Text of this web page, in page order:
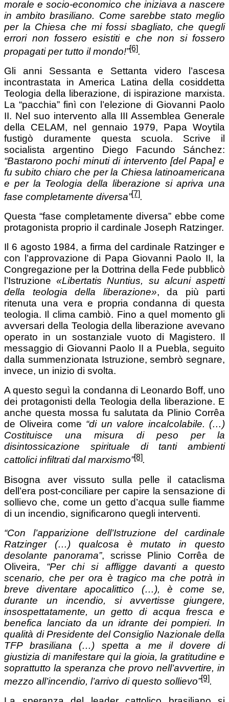
morale e socio-economico che iniziava a nascere
in ambito brasiliano. Come sarebbe stato meglio
per la Chiesa che mi fossi sbagliato, che quegli
errori non fossero esistiti e che non si fossero
propagati per tutto il mondo!”[6].
Gli anni Sessanta e Settanta videro l’ascesa
incontrastata in America Latina della cosiddetta
Teologia della liberazione, di ispirazione marxista.
La “pacchia” finì con l’elezione di Giovanni Paolo
II. Nel suo intervento alla III Assemblea Generale
della CELAM, nel gennaio 1979, Papa Woytila
fustigò duramente questa scuola. Scrive il
socialista argentino Diego Facundo Sánchez:
“Bastarono pochi minuti di intervento [del Papa] e
fu subito chiaro che per la Chiesa latinoamericana
e per la Teologia della liberazione si apriva una
fase completamente diversa”[7].
Questa “fase completamente diversa” ebbe come
protagonista proprio il cardinale Joseph Ratzinger.
Il 6 agosto 1984, a firma del cardinale Ratzinger e
con l’approvazione di Papa Giovanni Paolo II, la
Congregazione per la Dottrina della Fede pubblicò
l’Istruzione«Libertatis Nuntius, su alcuni aspetti
della teologia della liberazione», da più parti
ritenuta una vera e propria condanna di questa
teologia. Il clima cambiò. Fino a quel momento gli
avversari della Teologia della liberazione avevano
operato in un sostanziale vuoto di Magistero. Il
messaggio di Giovanni Paolo II a Puebla, seguito
dalla summenzionata Istruzione, sembrò segnare,
invece, un inizio di svolta.
A questo seguì la condanna di Leonardo Boff, uno
dei protagonisti della Teologia della liberazione. E
anche questa mossa fu salutata da Plinio Corrêa
de Oliveira come “di un valore incalcolabile. (…)
Costituisce una misura di peso per la
disintossicazione spirituale di tanti ambienti
cattolici infiltrati dal marxismo”[8].
Bisogna aver vissuto sulla pelle il cataclisma
dell’era post-conciliare per capire la sensazione di
sollievo che, come un getto d’acqua sulle fiamme
di un incendio, significarono quegli interventi.
“Con l’apparizione dell’Istruzione del cardinale
Ratzinger (…) qualcosa è mutato in questo
desolante panorama”, scrisse Plinio Corrêa de
Oliveira, “Per chi si affligge davanti a questo
scenario, che per ora è tragico ma che potrà in
breve diventare apocalittico (…), è come se,
durante un incendio, si avvertisse giungere,
insospettatamente, un getto di acqua fresca e
benefica lanciato da un idrante dei pompieri. In
qualità di Presidente del Consiglio Nazionale della
TFP brasiliana (…) spetta a me il dovere di
giustizia di manifestare qui la gioia, la gratitudine e
soprattutto la speranza che provo nell’avvertire, in
mezzo all’incendio, l’arrivo di questo sollievo”[9].